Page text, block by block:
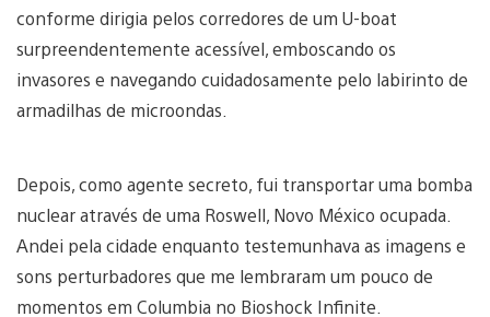
conforme dirigia pelos corredores de um U-boat
surpreendentemente acessível, emboscando os
invasores e navegando cuidadosamente pelo labirinto de
armadilhas de microondas.
Depois, como agente secreto, fui transportar uma bomba
nuclear através de uma Roswell, Novo México ocupada.
Andei pela cidade enquanto testemunhava as imagens e
sons perturbadores que me lembraram um pouco de
momentos em Columbia no Bioshock Infinite.